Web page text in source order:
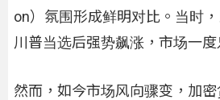
on）氛围形成鲜明对比。当时
川普当选后强势飙涨，市场一
然而，如今市场风向骤变，加密